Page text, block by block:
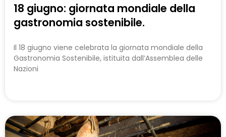
18 giugno: giornata mondiale della
gastronomia sostenibile.
Il 18 giugno viene celebrata la giornata mondiale della
Gastronomia Sostenibile, istituita dall’Assemblea delle
Nazioni